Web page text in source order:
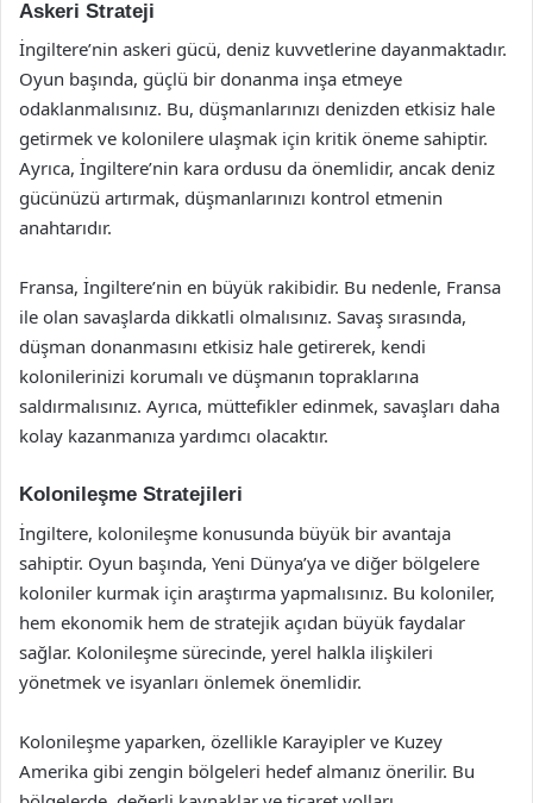
Askeri Strateji
İngiltere’nin askeri gücü, deniz kuvvetlerine dayanmaktadır.
Oyun başında, güçlü bir donanma inşa etmeye
odaklanmalısınız. Bu, düşmanlarınızı denizden etkisiz hale
getirmek ve kolonilere ulaşmak için kritik öneme sahiptir.
Ayrıca, İngiltere’nin kara ordusu da önemlidir, ancak deniz
gücünüzü artırmak, düşmanlarınızı kontrol etmenin
anahtarıdır.
Fransa, İngiltere’nin en büyük rakibidir. Bu nedenle, Fransa
ile olan savaşlarda dikkatli olmalısınız. Savaş sırasında,
düşman donanmasını etkisiz hale getirerek, kendi
kolonilerinizi korumalı ve düşmanın topraklarına
saldırmalısınız. Ayrıca, müttefikler edinmek, savaşları daha
kolay kazanmanıza yardımcı olacaktır.
Kolonileşme Stratejileri
İngiltere, kolonileşme konusunda büyük bir avantaja
sahiptir. Oyun başında, Yeni Dünya’ya ve diğer bölgelere
koloniler kurmak için araştırma yapmalısınız. Bu koloniler,
hem ekonomik hem de stratejik açıdan büyük faydalar
sağlar. Kolonileşme sürecinde, yerel halkla ilişkileri
yönetmek ve isyanları önlemek önemlidir.
Kolonileşme yaparken, özellikle Karayipler ve Kuzey
Amerika gibi zengin bölgeleri hedef almanız önerilir. Bu